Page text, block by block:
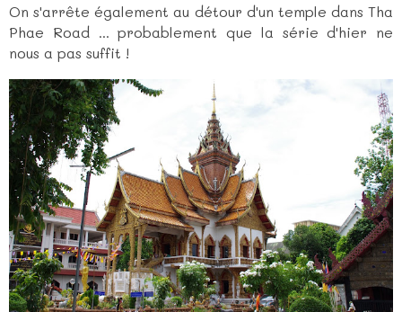
On s'arrête également au détour d'un temple dans Tha
Phae Road ... probablement que la série d'hier ne
nous a pas suffit !